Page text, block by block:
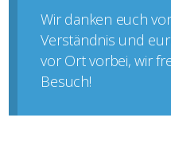
Wir danken euch
Verständnis und
vor Ort vorbei, wir
Besuch!